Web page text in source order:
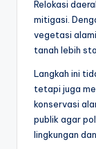
Relokasi
mitigasi.
vegetasi
tanah lebih
Langkah ini
tetapi juga
konservasi
publik agar
lingkungan